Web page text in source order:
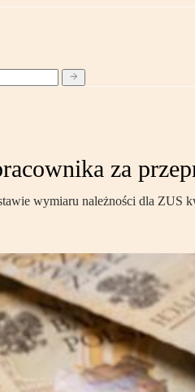
za
wymiaru należności dla ZUS